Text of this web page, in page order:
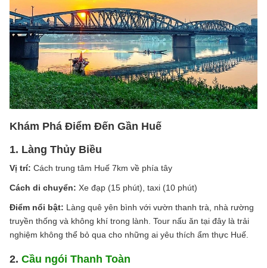
Khám Phá Điểm Đến Gần Huế
1. Làng Thủy Biều
Vị trí:Cách trung tâm Huế 7km về phía tây
Cách di chuyển:Xe đạp (15 phút), taxi (10 phút)
Điểm nổi bật: Làng quê yên bình với vườn thanh trà, nhà rường
truyền thống và không khí trong lành. Tour nấu ăn tại đây là trải
nghiệm không thể bỏ qua cho những ai yêu thích ẩm thực Huế.
2.Cầu ngói Thanh Toàn